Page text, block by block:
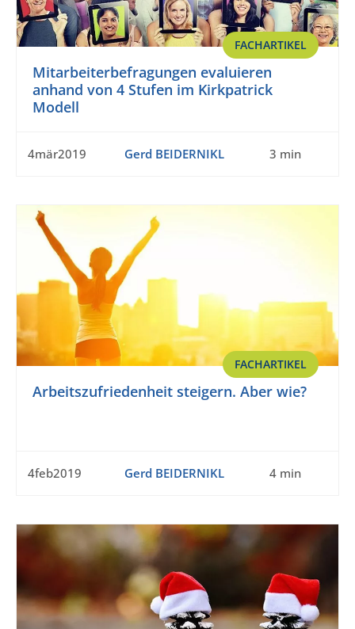
FACHARTIKEL
Mitarbeiterbefragungen evaluieren
anhand von 4 Stufen im Kirkpatrick
Modell
4mär2019 Gerd BEIDERNIKL 3 min
FACHARTIKEL
Arbeitszufriedenheit steigern. Aber wie?
4feb2019 Gerd BEIDERNIKL 4 min